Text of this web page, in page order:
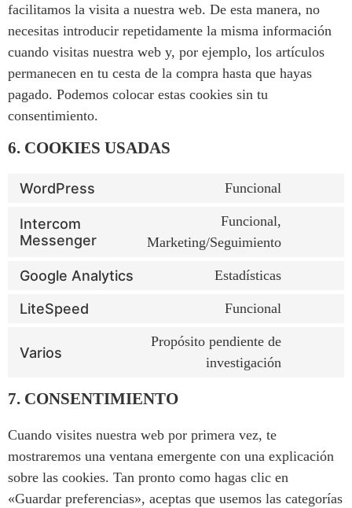
facilitamos la visita a nuestra web. De esta manera, no
necesitas introducir repetidamente la misma información
cuando visitas nuestra web y, por ejemplo, los artículos
permanecen en tu cesta de la compra hasta que hayas
pagado. Podemos colocar estas cookies sin tu
consentimiento.
6. COOKIES USADAS
WordPress Funcional
Intercom
Messenger
Funcional,
Marketing/Seguimiento
Google Analytics Estadísticas
LiteSpeed Funcional
Varios
Propósito pendiente de
investigación
7. CONSENTIMIENTO
Cuando visites nuestra web por primera vez, te
mostraremos una ventana emergente con una explicación
sobre las cookies. Tan pronto como hagas clic en
«Guardar preferencias», aceptas que usemos las categorías